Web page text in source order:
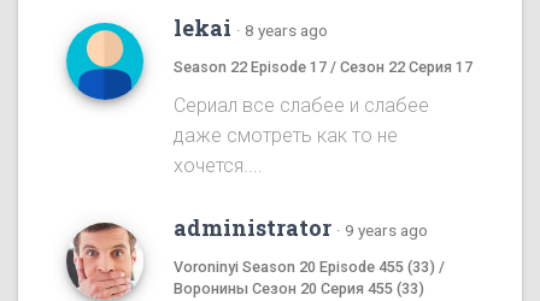
lekai · 8 years ago
Season 22 Episode 17 / Сезон 22 Серия 17
Сериал все слабее и слабее
даже смотреть как то не
хочется....
administrator · 9 years ago
Voroninyi Season 20 Episode 455 (33) /
Воронины Сезон 20 Серия 455 (33)